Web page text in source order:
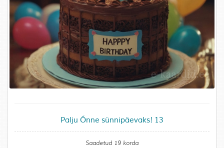
Palju Õnne sünnipäevaks! 13
Saadetud 19 korda